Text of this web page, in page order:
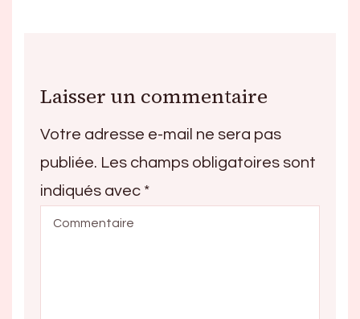
Laisser un commentaire
Votre adresse e-mail ne sera pas
publiée. Les champs obligatoires sont
indiqués avec *